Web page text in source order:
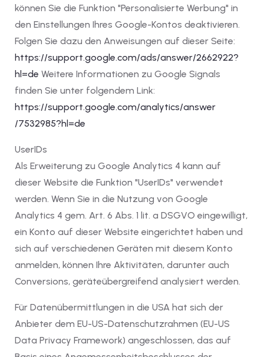
können Sie die Funktion "Personalisierte Werbung" in
den Einstellungen Ihres Google-Kontos deaktivieren.
Folgen Sie dazu den Anweisungen auf dieser Seite:
https://support.google.com/ads/answer/2662922?
hl=de Weitere Informationen zu Google Signals
finden Sie unter folgendem Link:
https://support.google.com/analytics/answer
/7532985?hl=de
UserIDs
Als Erweiterung zu Google Analytics 4 kann auf
dieser Website die Funktion "UserIDs" verwendet
werden. Wenn Sie in die Nutzung von Google
Analytics 4 gem. Art. 6 Abs. 1 lit. a DSGVO eingewilligt,
ein Konto auf dieser Website eingerichtet haben und
sich auf verschiedenen Geräten mit diesem Konto
anmelden, können Ihre Aktivitäten, darunter auch
Conversions, geräteübergreifend analysiert werden.
Für Datenübermittlungen in die USA hat sich der
Anbieter dem EU-US-Datenschutzrahmen (EU-US
Data Privacy Framework) angeschlossen, das auf